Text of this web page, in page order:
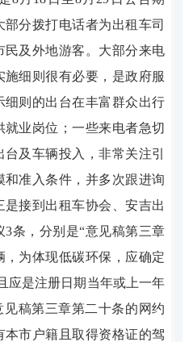
分拨打电话者为出租车司
及外地游客。大部分来电
施细则很有必要，是政府服
则的出台在丰富群众出行
业岗位；一些来电者急切
及车辆投入，非常关注引
准入条件，并多次跟进询
接到出租车协会、安吉出
条，分别是“意见稿第三章
为体现低碳环保，应确定
应是注册日期当年或上一年
见稿第三章第二十条的网约
市户籍且取得资格证的驾